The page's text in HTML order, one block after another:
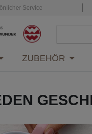
Service
ZUBEHÖR